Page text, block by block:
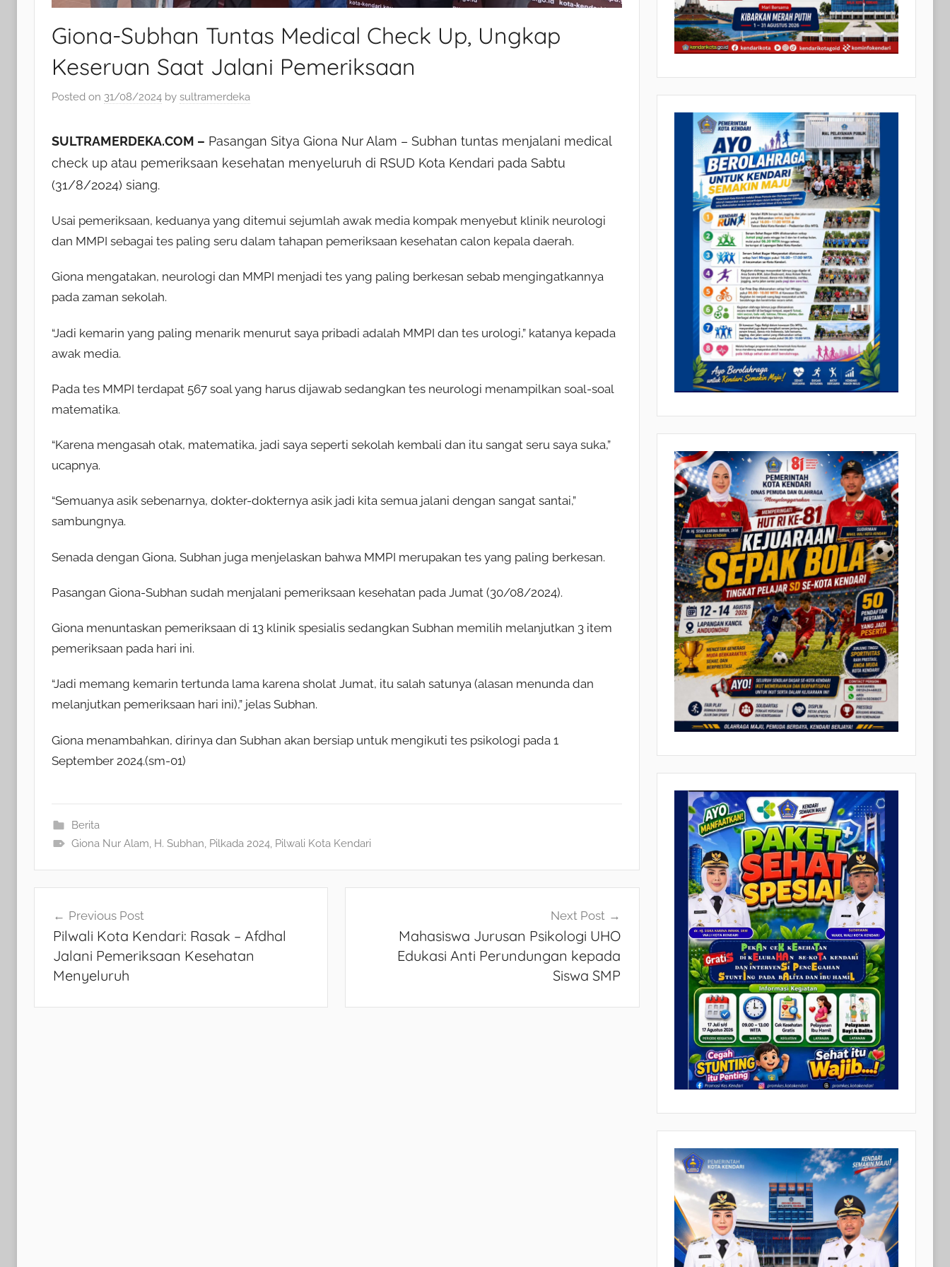
Giona-Subhan Tuntas Medical Check Up, Ungkap
Keseruan Saat Jalani Pemeriksaan
Posted on 31/08/2024 by sultramerdeka
SULTRAMERDEKA.COM – Pasangan Sitya Giona Nur Alam – Subhan tuntas menjalani medical
check up atau pemeriksaan kesehatan menyeluruh di RSUD Kota Kendari pada Sabtu
(31/8/2024) siang.
Usai pemeriksaan, keduanya yang ditemui sejumlah awak media kompak menyebut klinik neurologi
dan MMPI sebagai tes paling seru dalam tahapan pemeriksaan kesehatan calon kepala daerah.
Giona mengatakan, neurologi dan MMPI menjadi tes yang paling berkesan sebab mengingatkannya
pada zaman sekolah.
“Jadi kemarin yang paling menarik menurut saya pribadi adalah MMPI dan tes urologi,” katanya kepada
awak media.
Pada tes MMPI terdapat 567 soal yang harus dijawab sedangkan tes neurologi menampilkan soal-soal
matematika.
“Karena mengasah otak, matematika, jadi saya seperti sekolah kembali dan itu sangat seru saya suka,”
ucapnya.
“Semuanya asik sebenarnya, dokter-dokternya asik jadi kita semua jalani dengan sangat santai,”
sambungnya.
Senada dengan Giona, Subhan juga menjelaskan bahwa MMPI merupakan tes yang paling berkesan.
Pasangan Giona-Subhan sudah menjalani pemeriksaan kesehatan pada Jumat (30/08/2024).
Giona menuntaskan pemeriksaan di 13 klinik spesialis sedangkan Subhan memilih melanjutkan 3 item
pemeriksaan pada hari ini.
“Jadi memang kemarin tertunda lama karena sholat Jumat, itu salah satunya (alasan menunda dan
melanjutkan pemeriksaan hari ini),” jelas Subhan.
Giona menambahkan, dirinya dan Subhan akan bersiap untuk mengikuti tes psikologi pada 1
September 2024.(sm-01)
Berita
Giona Nur Alam, H. Subhan, Pilkada 2024, Pilwali Kota Kendari
Navigasi
pos
Previous Post
Pilwali Kota Kendari: Rasak – Afdhal
Jalani Pemeriksaan Kesehatan
Menyeluruh
Next Post
Mahasiswa Jurusan Psikologi UHO
Edukasi Anti Perundungan kepada
Siswa SMP